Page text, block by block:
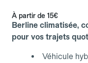
À partir de 15€
Berline climatisée,
pour vos trajets
Véhicule